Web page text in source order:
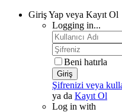
Giriş Yap veya Kayıt Ol
Logging in...
Beni hatırla
Giriş
Şifrenizi veya
ya da Kayıt Ol
Log in with